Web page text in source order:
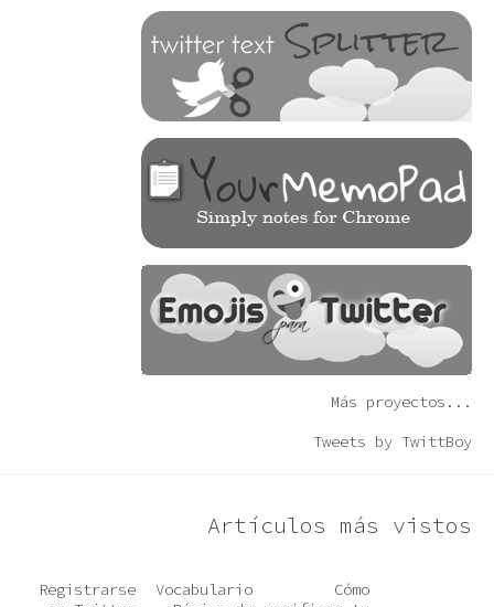
Más proyectos...
Tweets by TwittBoy
Artículos más vistos
Registrarse
Vocabulario
Cómo